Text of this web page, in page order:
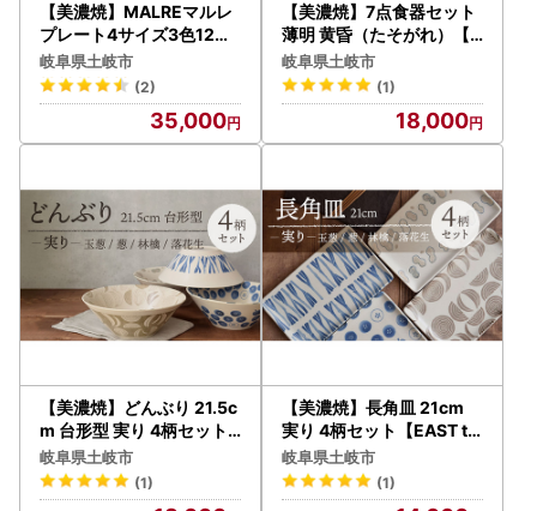
【美濃焼】MALREマルレ
プレート4サイズ3色12点
セット【EAST table】[M
BS081]
岐阜県土岐市
(2)
35,000
【美濃焼】7点食器セット
薄明 黄昏（たそがれ）【E
AST table】 [MBS009]
岐阜県土岐市
(1)
18,000
【美濃焼】どんぶり 21.5c
m 台形型 実り 4柄セット
【EAST table】 [MBS06
5]
岐阜県土岐市
(1)
【美濃焼】長角皿 21cm
実り 4柄セット【EAST ta
ble】[MBS066]
岐阜県土岐市
(1)